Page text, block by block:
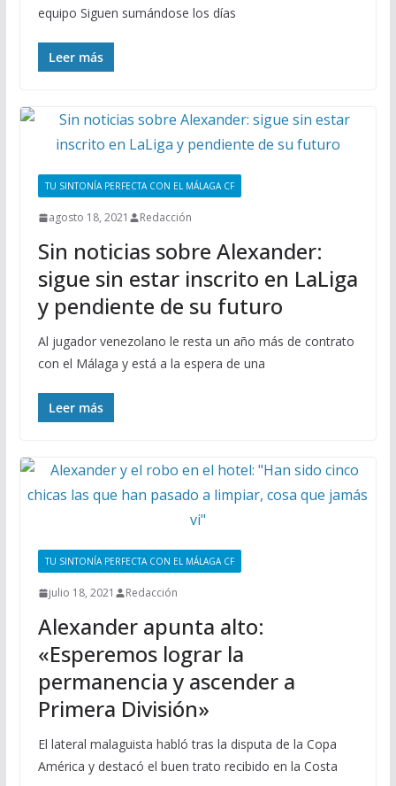
equipo Siguen sumándose los días
Leer más
TU SINTONÍA PERFECTA CON EL MÁLAGA CF
agosto 18, 2021 Redacción
Sin noticias sobre Alexander:
sigue sin estar inscrito en LaLiga
y pendiente de su futuro
Al jugador venezolano le resta un año más de contrato
con el Málaga y está a la espera de una
Leer más
TU SINTONÍA PERFECTA CON EL MÁLAGA CF
julio 18, 2021 Redacción
Alexander apunta alto:
«Esperemos lograr la
permanencia y ascender a
Primera División»
El lateral malaguista habló tras la disputa de la Copa
América y destacó el buen trato recibido en la Costa